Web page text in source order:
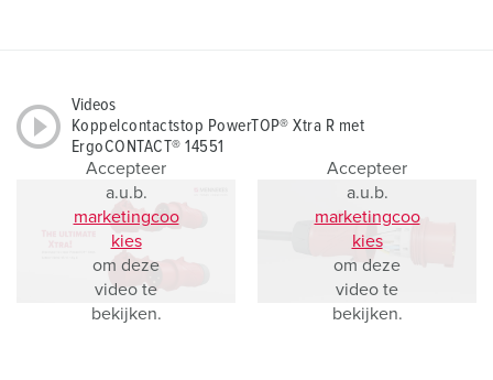
Videos
Koppelcontactstop PowerTOP® Xtra R met
ErgoCONTACT® 14551
Accepteer
a.u.b.
marketingcoo
kies
om deze
video te
bekijken.
Accepteer
a.u.b.
marketingcoo
kies
om deze
video te
bekijken.